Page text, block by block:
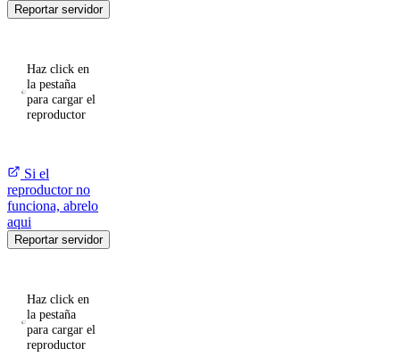
Reportar servidor
Haz click en
la pestaña
para cargar el
reproductor
Si el
reproductor no
funciona, abrelo
aqui
Reportar servidor
Haz click en
la pestaña
para cargar el
reproductor